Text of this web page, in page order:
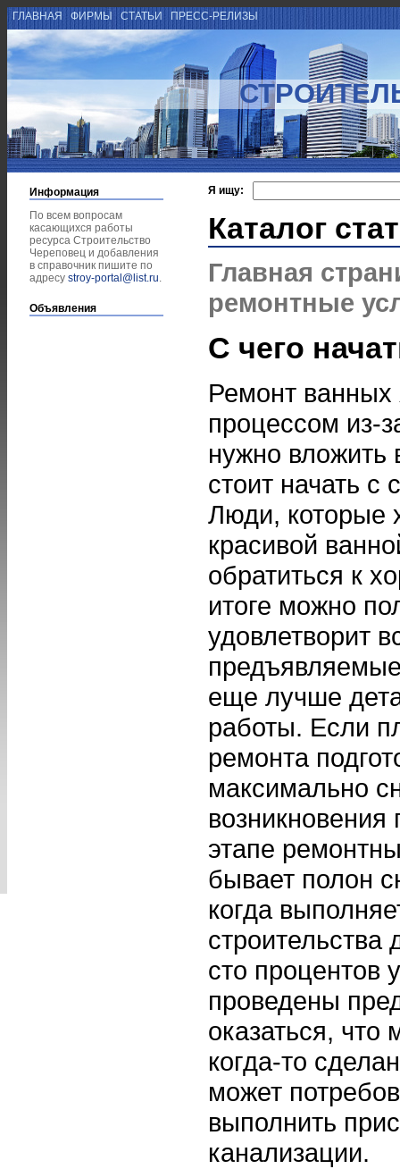
ГЛАВНАЯ ФИРМЫ СТАТЬИ ПРЕСС-РЕЛИЗЫ
Информация
По всем вопросам
касающихся работы
ресурса Строительство
Череповец и добавления
в справочник пишите по
адресу stroy-portal@list.ru.
Объявления
Я ищу:
Каталог
Главная
ремонтные
С чего
Ремонт ванных
процессом из-
нужно вложить
стоит начать с
Люди, которые
красивой
обратиться к
итоге можно
удовлетворит
еще лучше
работы. Если
ремонта
максимально
этапе
бывает полон
когда
строительства
сто процентов
проведены
оказаться, что
когда-то
может
выполнить
канализации.